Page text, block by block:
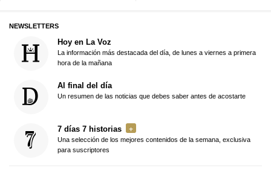
NEWSLETTERS
Hoy en La Voz
La información más destacada del día, de lunes a viernes a primera
hora de la mañana
Al final del día
Un resumen de las noticias que debes saber antes de acostarte
7 días 7 historias
Una selección de los mejores contenidos de la semana, exclusiva
para suscriptores